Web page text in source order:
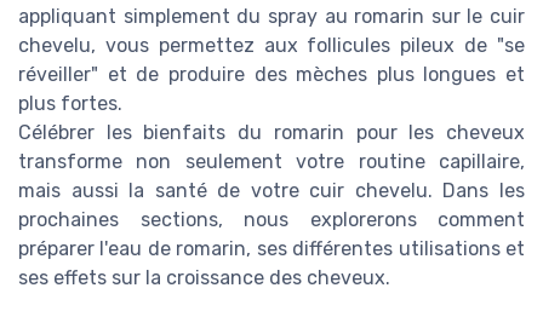
appliquant simplement du spray au romarin sur le cuir
chevelu, vous permettez aux follicules pileux de "se
réveiller" et de produire des mèches plus longues et
plus fortes.
Célébrer les bienfaits du romarin pour les cheveux
transforme non seulement votre routine capillaire,
mais aussi la santé de votre cuir chevelu. Dans les
prochaines sections, nous explorerons comment
préparer l'eau de romarin, ses différentes utilisations et
ses effets sur la croissance des cheveux.